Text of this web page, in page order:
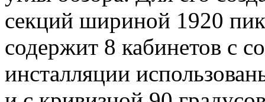
секций шириной 1920
содержит 8 кабинетов с
инсталляции